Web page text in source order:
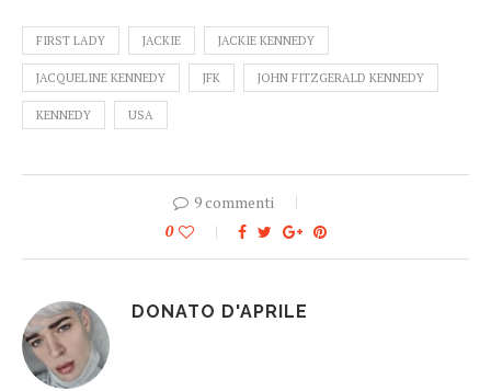
FIRST LADY JACKIE JACKIE KENNEDY
JACQUELINE KENNEDY JFK JOHN FITZGERALD KENNEDY
KENNEDY USA
9 commenti
0
DONATO D'APRILE